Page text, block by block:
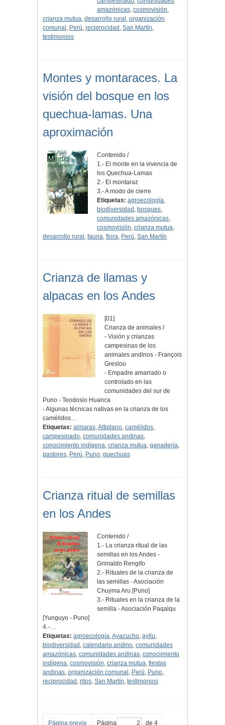
amazónicas,cosmovisión,
crianza mutua, desarrollo rural , organización
comunal , Perú, reciprocidad , San Martín,
testimonios
Montes y montaraces. La
visión del bosque en los
quechua-lamas. Una
aproximación
Contenido /
1.- El monte en la vivencia de
los Quechua-Lamas
2.- El montaraz
3.- A modo de cierre
Etiquetas: agroecología,
biodiversidad , bosques,
comunidades amazónicas,
cosmovisión,crianza mutua,
desarrollo rural , fauna, flora, Perú, San Martín
Crianza de llamas y
alpacas en los Andes
[01]
Crianza de animales /
- Visión y crianzas
campesinas de los
animales andinos - François
Greslou
- Empadre amarrado o
controlado en las
comunidades del sur de
Puno - Teodosio Huanca
- Algunas técnicas nativas en la crianza de los
camélidos…
Etiquetas: aimaras,Altiplano, camélidos,
campesinado, comunidades andinas,
conocimiento indígena, crianza mutua, ganadería,
pastores, Perú, Puno, quechuas
Crianza ritual de semillas
en los Andes
Contenido /
1.- La crianza ritual de las
semillas en los Andes -
Grimaldo Rengifo
2.- Rituales de la crianza de
las semillas - Asociación
Chuyma Aru [Puno]
3.- Rituales en la crianza de la
semilla - Asociación Paqalqu
[Yunguyo - Puno]
4.-…
Etiquetas: agroecología,Ayacucho, ayllu,
biodiversidad , calendario andino, comunidades
amazónicas, comunidades andinas, conocimiento
indígena, cosmovisión, crianza mutua, fiestas
andinas, organización comunal , Perú, Puno,
reciprocidad , ritos, San Martín, testimonios
Página previa Página de 4